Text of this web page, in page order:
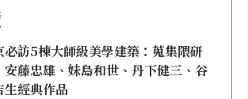
必訪5棟大師級美學建築：蒐集隈研
安藤忠雄、妹島和世、丹下健三、谷
生經典作品